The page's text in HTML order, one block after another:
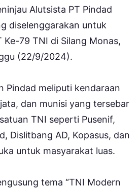
Alutsista PT Pindad
diselenggarakan untuk
Ke-79 TNI di Silang Monas,
(22/9/2024).
Pindad meliputi kendaraan
dan munisi yang tersebar
TNI seperti Pusenif,
Dislitbang AD, Kopasus, dan
untuk masyarakat luas.
tema “TNI Modern